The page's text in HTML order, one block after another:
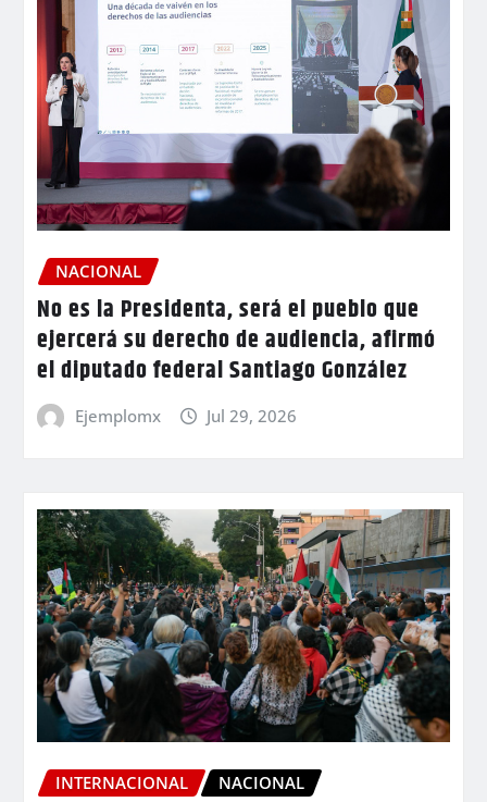
NACIONAL
No es la Presidenta, será el pueblo que
ejercerá su derecho de audiencia, afirmó
el diputado federal Santiago González
Ejemplomx Jul 29, 2026
INTERNACIONAL NACIONAL